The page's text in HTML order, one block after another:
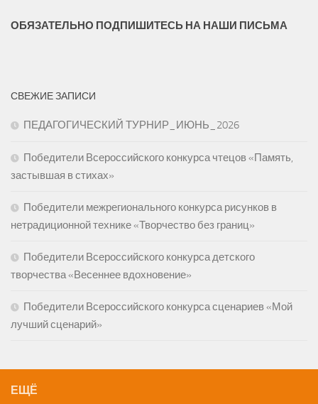
ОБЯЗАТЕЛЬНО ПОДПИШИТЕСЬ НА НАШИ ПИСЬМА
СВЕЖИЕ ЗАПИСИ
ПЕДАГОГИЧЕСКИЙ ТУРНИР_ИЮНЬ_2026
Победители Всероссийского конкурса чтецов «Память,
застывшая в стихах»
Победители межрегионального конкурса рисунков в
нетрадиционной технике «Творчество без границ»
Победители Всероссийского конкурса детского
творчества «Весеннее вдохновение»
Победители Всероссийского конкурса сценариев «Мой
лучший сценарий»
ЕЩЁ